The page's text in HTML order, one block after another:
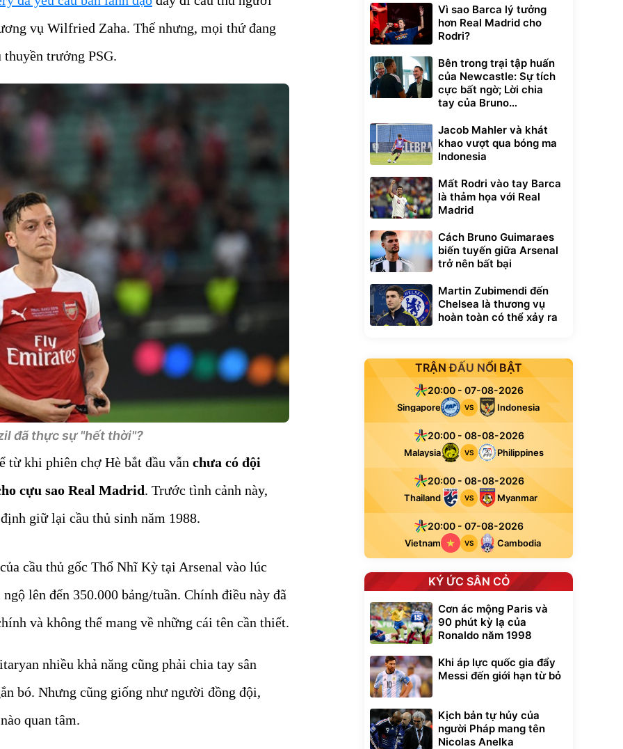
vụ Wilfried Zaha. Thế nhưng, mọi thứ đang
trưởng PSG.
đã thực sự "hết thời"?
khi phiên chợ Hè bắt đầu vẫn chưa có đội
cựu sao Real Madrid. Trước tình cảnh này,
giữ lại cầu thủ sinh năm 1988.
cầu thủ gốc Thổ Nhĩ Kỳ tại Arsenal vào lúc
lên đến 350.000 bảng/tuần. Chính điều này đã
và không thể mang về những cái tên cần thiết.
nhiều khả năng cũng phải chia tay sân
bó. Nhưng cũng giống như người đồng đội,
quan tâm.
Vì sao Barca lý tưởng
hơn Real Madrid cho
Rodri?
Bên trong trại tập huấn
của Newcastle: Sự tích
cực bất ngờ; Lời chia
tay của Bruno
Jacob Mahler và khát
khao vượt qua bóng ma
Indonesia
Mất Rodri vào tay Barca
là thảm họa với Real
Madrid
Cách Bruno Guimaraes
biến tuyến giữa Arsenal
trở nên bất bại
Martin Zubimendi đến
Chelsea là thương vụ
hoàn toàn có thể xảy ra
TRẬN ĐẤU NỔI BẬT
20:00 - 07-08-2026
Singapore VS Indonesia
20:00 - 08-08-2026
Malaysia VS Philippines
20:00 - 08-08-2026
Thailand VS Myanmar
20:00 - 07-08-2026
Vietnam VS Cambodia
KÝ ỨC SÂN CỎ
Cơn ác mộng Paris và
90 phút kỳ lạ của
Ronaldo năm 1998
Khi áp lực quốc gia đẩy
Messi đến giới hạn từ bỏ
Kịch bản tự hủy của
người Pháp mang tên
Nicolas Anelka